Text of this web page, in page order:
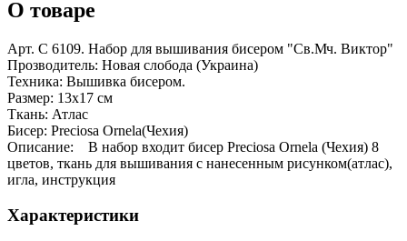
О товаре
Арт. С 6109. Набор для вышивания бисером "Св.Мч. Виктор"
Прозводитель: Новая слобода (Украина)
Техника: Вышивка бисером.
Размер: 13х17 см
Ткань: Атлас
Бисер: Preciosa Ornela(Чехия)
Описание: В набор входит бисер Preciosa Ornela (Чехия) 8
цветов, ткань для вышивания с нанесенным рисунком(атлас),
игла, инструкция
Характеристики